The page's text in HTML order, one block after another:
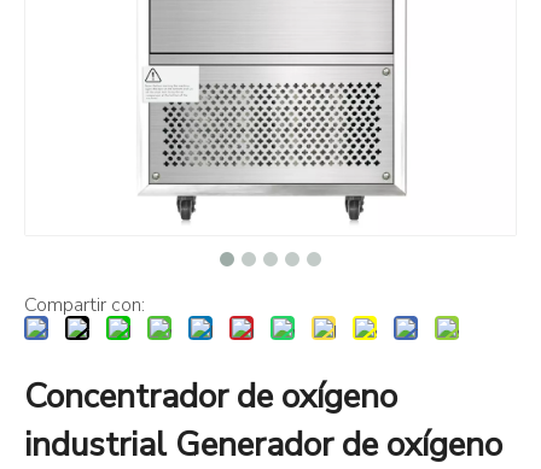
Compartir con:
Concentrador de oxígeno
industrial Generador de oxígeno